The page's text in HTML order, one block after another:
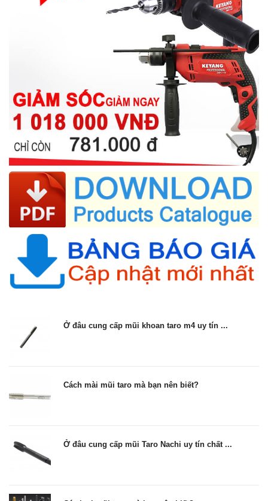
Ở đâu cung cấp mũi khoan taro m4 uy tín ...
Cách mài mũi taro mà bạn nên biết?
Ở đâu cung cấp mũi Taro Nachi uy tín chất ...